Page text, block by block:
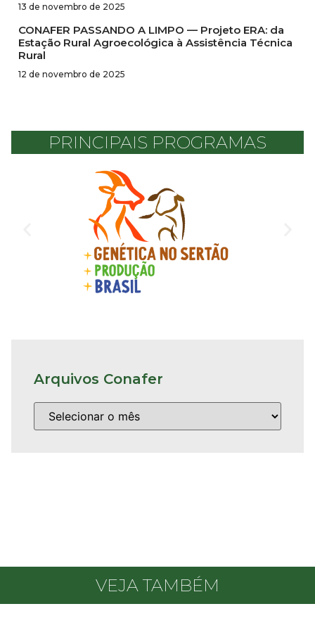
13 de novembro de 2025
CONAFER PASSANDO A LIMPO — Projeto ERA: da
Estação Rural Agroecológica à Assistência Técnica
Rural
12 de novembro de 2025
PRINCIPAIS PROGRAMAS
Arquivos Conafer
VEJA TAMBÉM